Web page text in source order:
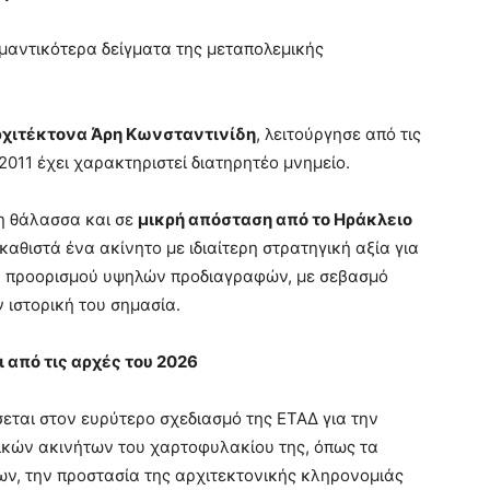
δείγματα της μεταπολεμικής
Άρη Κωνσταντινίδη, λειτούργησε από τις
έχει χαρακτηριστεί διατηρητέο μνημείο.
θάλασσα και σε μικρή απόσταση από το Ηράκλειο
ένα ακίνητο με ιδιαίτερη στρατηγική αξία για
προορισμού υψηλών προδιαγραφών, με σεβασμό
του σημασία.
τις αρχές του 2026
στον ευρύτερο σχεδιασμό της ΕΤΑΔ για την
ακινήτων του χαρτοφυλακίου της, όπως τα
την προστασία της αρχιτεκτονικής κληρονομιάς